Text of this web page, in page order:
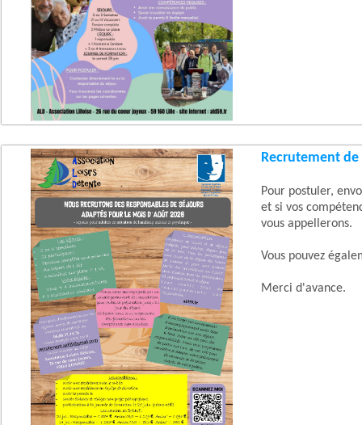
Recrutement
Pour postuler,
et si vos
vous appellerons.
Vous pouvez
Merci d'avance.